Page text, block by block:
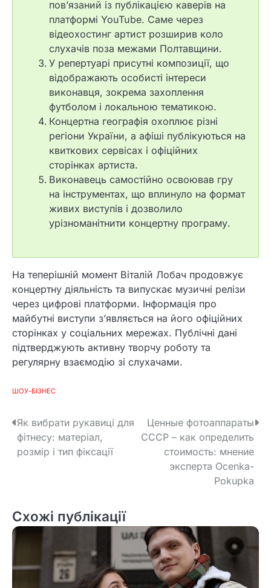
пов’язаний із публікацією каверів на
платформі YouTube. Саме через
відеохостинг артист розширив коло
слухачів поза межами Полтавщини.
У репертуарі присутні композиції, що
відображають особисті інтереси
виконавця, зокрема захоплення
футболом і локальною тематикою.
Концертна географія охоплює різні
регіони України, а афіші публікуються на
квиткових сервісах і офіційних
сторінках артиста.
Виконавець самостійно освоював гру
на інструментах, що вплинуло на формат
живих виступів і дозволило
урізноманітнити концертну програму.
На теперішній момент Віталій Лобач продовжує
концертну діяльність та випускає музичні релізи
через цифрові платформи. Інформація про
майбутні виступи з’являється на його офіційних
сторінках у соціальних мережах. Публічні дані
підтверджують активну творчу роботу та
регулярну взаємодію зі слухачами.
ШОУ-БІЗНЕС
Н
а
г
а
ц
і
Як вибрати рукавиці для
фітнесу: матеріал,
розмір і тип фіксації
Ценные фотоаппараты
СССР – как определить
стоимость: мнение
эксперта Ocenka-
Pokupka
Схожі публікації